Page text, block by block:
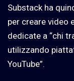
Substack ha
per creare video
dedicate a “chi
utilizzando
YouTube”.